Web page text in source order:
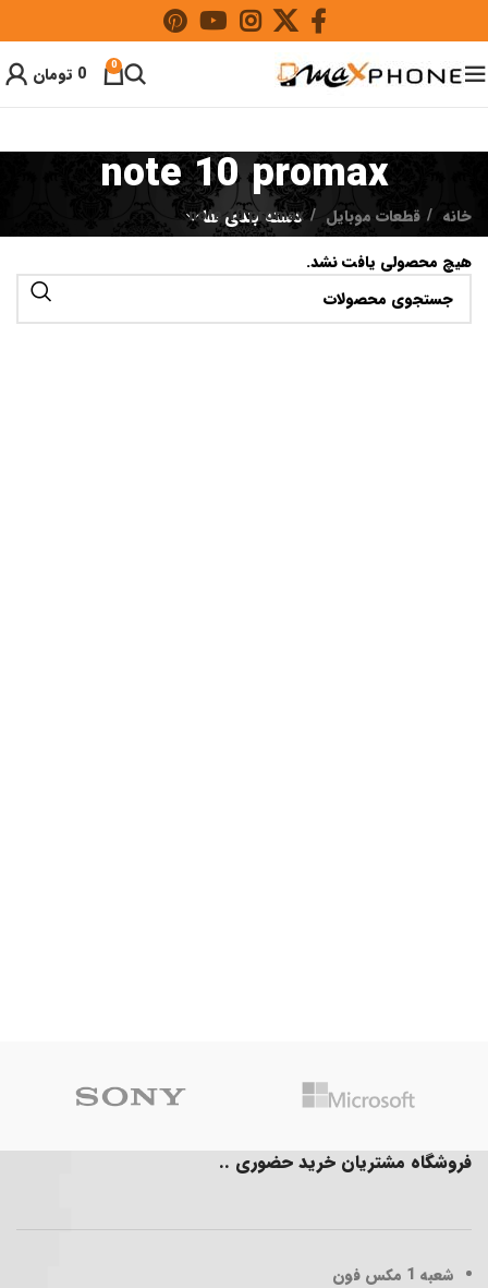
0
0 تومان
note 10 promax
دسته بندی ها خانه قطعات موبایل
note 10 promax
هیچ محصولی یافت نشد.
فروشگاه مشتریان خرید حضوری ..
شعبه 1
مکس فون